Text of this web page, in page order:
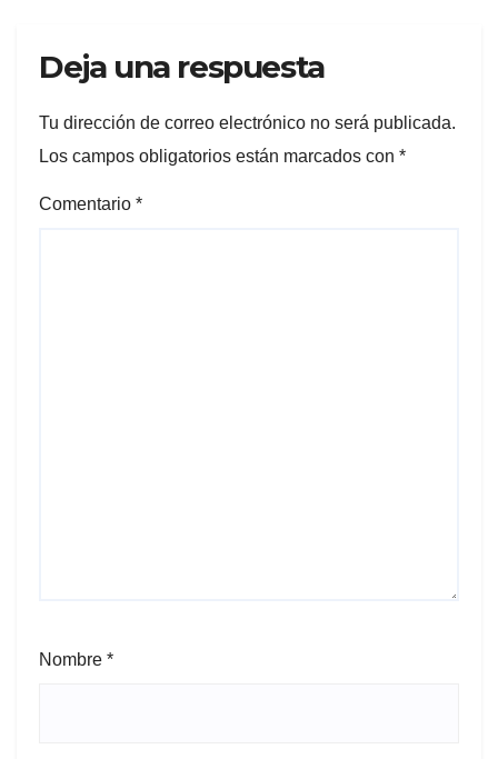
Deja una respuesta
Tu dirección de correo electrónico no será publicada.
Los campos obligatorios están marcados con *
Comentario *
Nombre *